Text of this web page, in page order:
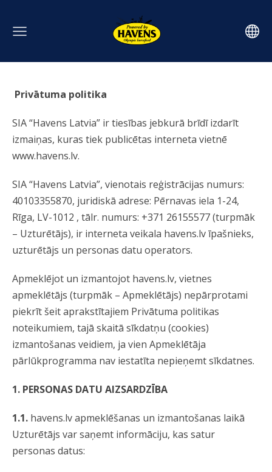
Privātuma politika
SIA “Havens Latvia” ir tiesības jebkurā brīdī izdarīt
izmaiņas, kuras tiek publicētas interneta vietnē
www.havens.lv.
SIA “Havens Latvia”, vienotais reģistrācijas numurs:
40103355870, juridiskā adrese: Pērnavas iela 1-24,
Rīga, LV-1012 , tālr. numurs: +371 26155577 (turpmāk
– Uzturētājs), ir interneta veikala havens.lv īpašnieks,
uzturētājs un personas datu operators.
Apmeklējot un izmantojot havens.lv, vietnes
apmeklētājs (turpmāk – Apmeklētājs) nepārprotami
piekrīt šeit aprakstītajiem Privātuma politikas
noteikumiem, tajā skaitā sīkdatņu (cookies)
izmantošanas veidiem, ja vien Apmeklētāja
pārlūkprogramma nav iestatīta nepieņemt sīkdatnes.
1. PERSONAS DATU AIZSARDZĪBA
1.1. havens.lv apmeklēšanas un izmantošanas laikā
Uzturētājs var saņemt informāciju, kas satur
personas datus: